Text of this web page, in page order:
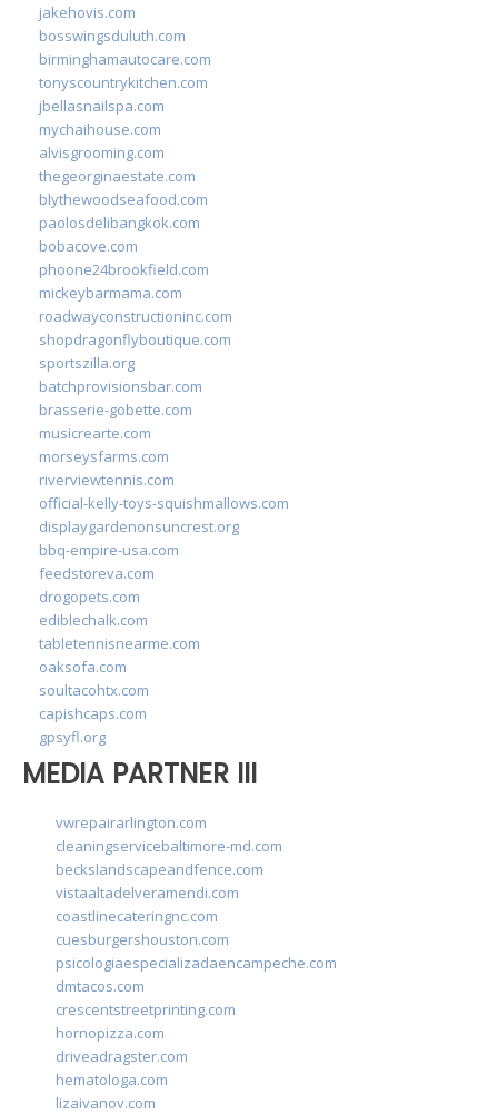
jakehovis.com
bosswingsduluth.com
birminghamautocare.com
tonyscountrykitchen.com
jbellasnailspa.com
mychaihouse.com
alvisgrooming.com
thegeorginaestate.com
blythewoodseafood.com
paolosdelibangkok.com
bobacove.com
phoone24brookfield.com
mickeybarmama.com
roadwayconstructioninc.com
shopdragonflyboutique.com
sportszilla.org
batchprovisionsbar.com
brasserie-gobette.com
musicrearte.com
morseysfarms.com
riverviewtennis.com
official-kelly-toys-squishmallows.com
displaygardenonsuncrest.org
bbq-empire-usa.com
feedstoreva.com
drogopets.com
ediblechalk.com
tabletennisnearme.com
oaksofa.com
soultacohtx.com
capishcaps.com
gpsyfl.org
MEDIA PARTNER III
vwrepairarlington.com
cleaningservicebaltimore-md.com
beckslandscapeandfence.com
vistaaltadelveramendi.com
coastlinecateringnc.com
cuesburgershouston.com
psicologiaespecializadaencampeche.com
dmtacos.com
crescentstreetprinting.com
hornopizza.com
driveadragster.com
hematologa.com
lizaivanov.com